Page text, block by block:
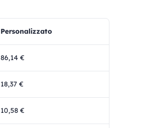
Personalizzato
86,14 €
18,37 €
10,58 €